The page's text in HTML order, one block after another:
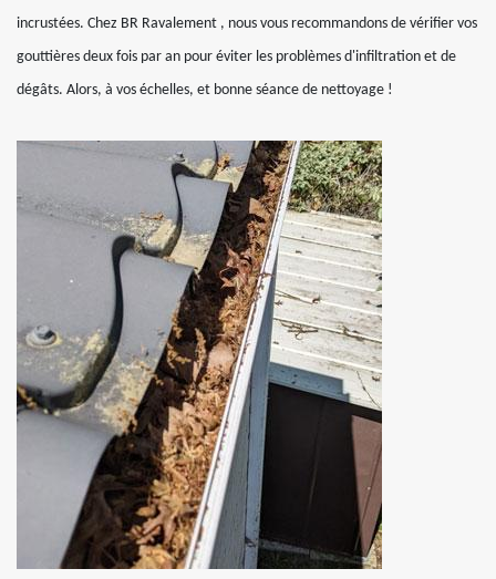
incrustées. Chez BR Ravalement , nous vous recommandons de vérifier vos
gouttières deux fois par an pour éviter les problèmes d'infiltration et de
dégâts. Alors, à vos échelles, et bonne séance de nettoyage !